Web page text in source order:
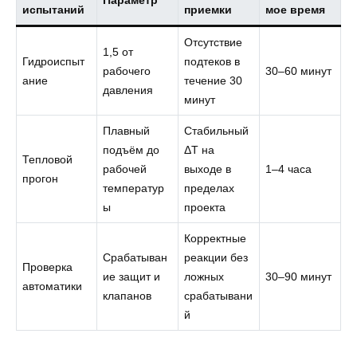
испытаний
приемки
мое время
Гидроиспыт
ание
1,5 от
рабочего
давления
Отсутствие
подтеков в
течение 30
минут
30–60 минут
Тепловой
прогон
Плавный
подъём до
рабочей
температур
ы
Стабильный
ΔT на
выходе в
пределах
проекта
1–4 часа
Проверка
автоматики
Срабатыван
ие защит и
клапанов
Корректные
реакции без
ложных
срабатывани
й
30–90 минут